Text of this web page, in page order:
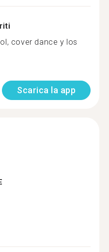
cover dance y los
Scarica la app